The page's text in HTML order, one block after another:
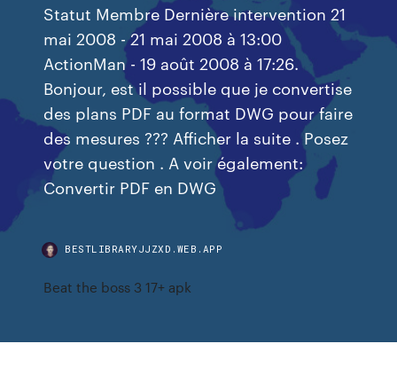
Statut Membre Dernière intervention 21
mai 2008 - 21 mai 2008 à 13:00
ActionMan - 19 août 2008 à 17:26.
Bonjour, est il possible que je convertise
des plans PDF au format DWG pour faire
des mesures ??? Afficher la suite . Posez
votre question . A voir également:
Convertir PDF en DWG
BESTLIBRARYJJZXD.WEB.APP
Beat the boss 3 17+ apk